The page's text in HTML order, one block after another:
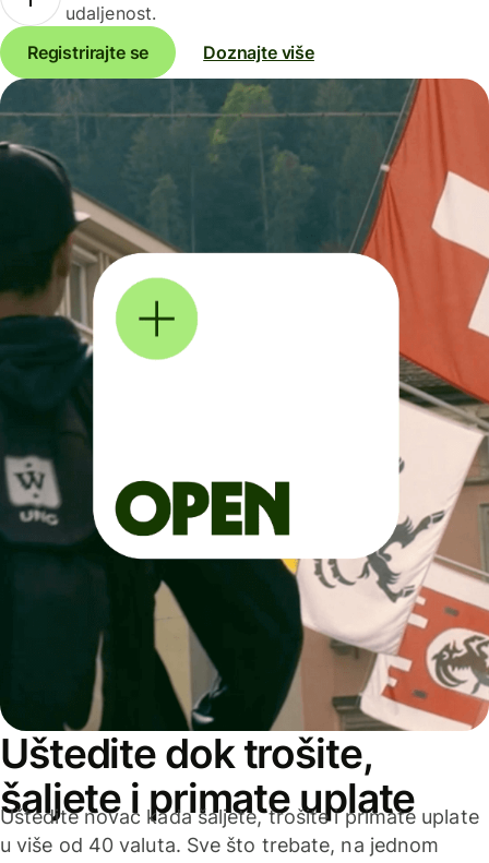
udaljenost.
Registrirajte se
Doznajte više
Uštedite dok trošite,
šaljete i primate uplate
Uštedite novac kada šaljete, trošite i primate uplate
u više od 40 valuta. Sve što trebate, na jednom